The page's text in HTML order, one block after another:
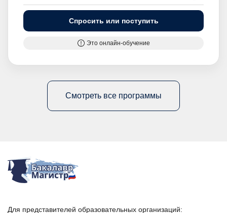
Спросить или поступить
Это онлайн-обучение
Смотреть все программы
Для представителей образовательных организаций: